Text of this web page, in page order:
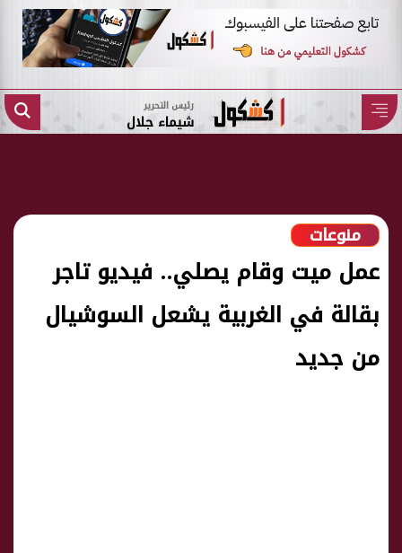
رئيس التحرير
شيماء جلال
منوعات
عمل ميت وقام يصلي.. فيديو تاجر
بقالة في الغربية يشعل السوشيال
من جديد